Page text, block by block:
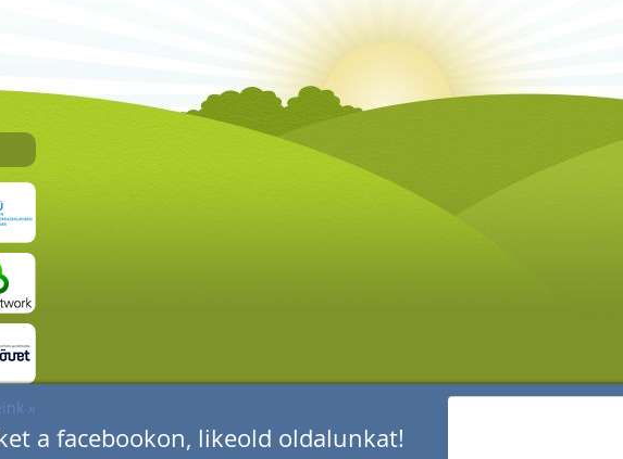
a facebookon, likeold oldalunkat!
»